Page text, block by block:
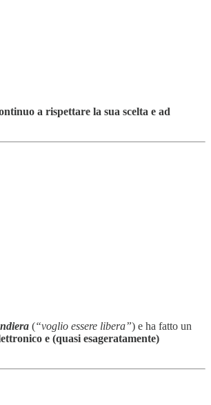
a rispettare la sua scelta e ad
(“voglio essere libera”) e ha fatto un
e (quasi esageratamente)